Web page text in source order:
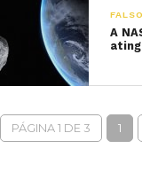
FALSO
A
PÁGINA 1 DE 3 1